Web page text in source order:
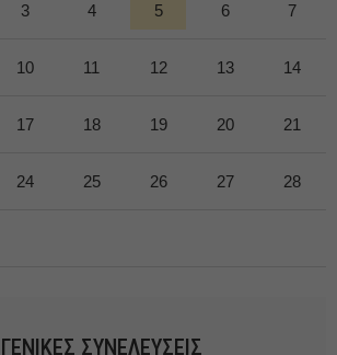
3 4 5 6 7
10 11 12 13 14
17 18 19 20 21
24 25 26 27 28
ΓΕΝΙΚΕΣ ΣΥΝΕΛΕΥΣΕΙΣ